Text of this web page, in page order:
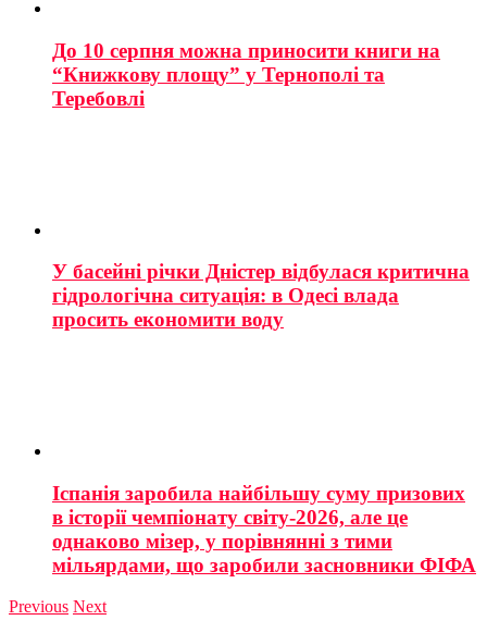
До 10 серпня можна приносити книги на
“Книжкову площу” у Тернополі та
Теребовлі
У басейні річки Дністер відбулася критична
гідрологічна ситуація: в Одесі влада
просить економити воду
Іспанія заробила найбільшу суму призових
в історії чемпіонату світу-2026, але це
однаково мізер, у порівнянні з тими
мільярдами, що заробили засновники ФІФА
Previous Next